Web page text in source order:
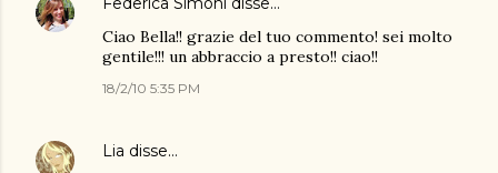
Ciao Bella!! grazie del tuo commento! sei molto
gentile!!! un abbraccio a presto!! ciao!!
18/2/10 5:35 PM
Lia disse…